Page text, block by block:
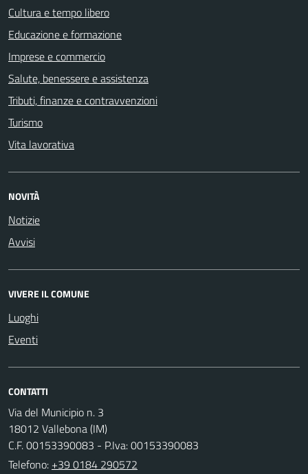
Cultura e tempo libero
Educazione e formazione
Imprese e commercio
Salute, benessere e assistenza
Tributi, finanze e contravvenzioni
Turismo
Vita lavorativa
NOVITÀ
Notizie
Avvisi
VIVERE IL COMUNE
Luoghi
Eventi
CONTATTI
Via del Municipio n. 3
18012 Vallebona (IM)
C.F. 00153390083 - P.Iva: 00153390083
Telefono: +39 0184 290572